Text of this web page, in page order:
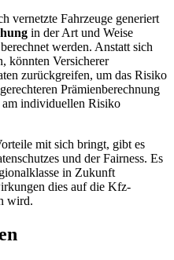
vernetzte Fahrzeuge generiert
in der Art und Weise
werden. Anstatt sich
könnten Versicherer
zurückgreifen, um das Risiko
Prämienberechnung
am individuellen Risiko
mit sich bringt, gibt es
und der Fairness. Es
in Zukunft
dies auf die Kfz-
wird.